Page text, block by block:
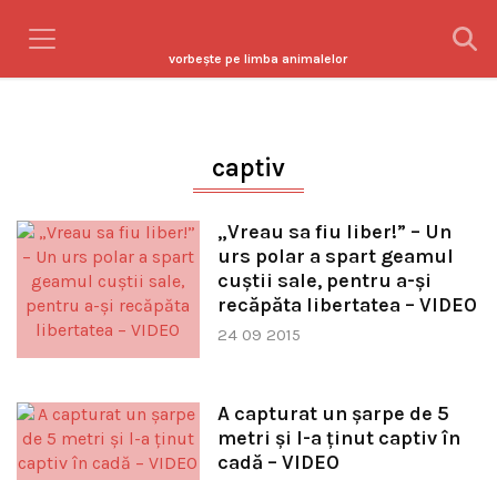
vorbeşte pe limba animalelor
captiv
„Vreau sa fiu liber!” – Un
urs polar a spart geamul
cuștii sale, pentru a-și
recăpăta libertatea – VIDEO
24 09 2015
A capturat un şarpe de 5
metri şi l-a ţinut captiv în
cadă – VIDEO